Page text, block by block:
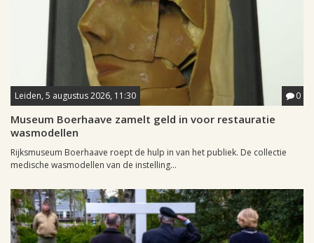
Leiden, 5 augustus 2026, 11:30 0
Museum Boerhaave zamelt geld in voor restauratie
wasmodellen
Rijksmuseum Boerhaave roept de hulp in van het publiek. De collectie
medische wasmodellen van de instelling...